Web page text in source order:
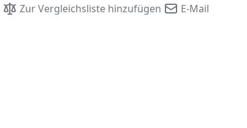
Zur Vergleichsliste hinzufügen E-Mail